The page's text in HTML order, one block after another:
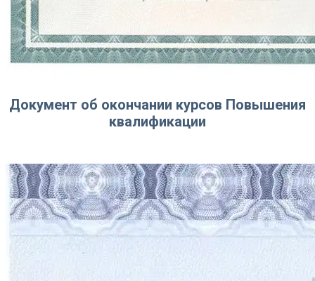
Документ об окончании курсов Повышения
квалификации